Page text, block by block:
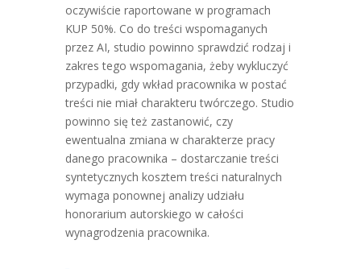
oczywiście raportowane w programach
KUP 50%. Co do treści wspomaganych
przez AI, studio powinno sprawdzić rodzaj i
zakres tego wspomagania, żeby wykluczyć
przypadki, gdy wkład pracownika w postać
treści nie miał charakteru twórczego. Studio
powinno się też zastanowić, czy
ewentualna zmiana w charakterze pracy
danego pracownika – dostarczanie treści
syntetycznych kosztem treści naturalnych
wymaga ponownej analizy udziału
honorarium autorskiego w całości
wynagrodzenia pracownika.